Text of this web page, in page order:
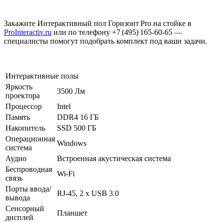
Закажите Интерактивный пол Горизонт Pro на стойке в
ProInteractiv.ru или по телефону +7 (495) 165‑60‑65 —
специалисты помогут подобрать комплект под ваши задачи.
Интерактивные полы
Яркость
проектора
3500 Лм
Процессор
Intel
Память
DDR4 16 ГБ
Накопитель
SSD 500 ГБ
Операционная
система
Windows
Аудио
Встроенная акустическая система
Беспроводная
связь
Wi-Fi
Порты ввода/
вывода
RJ-45, 2 x USB 3.0
Сенсорный
дисплей
Планшет